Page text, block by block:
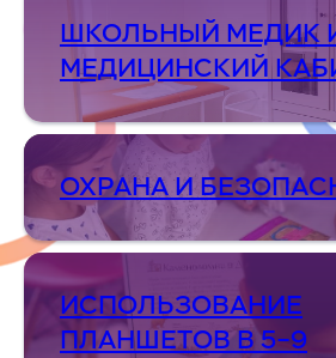
ШКОЛЬНЫЙ МЕДИК
МЕДИЦИНСКИЙ
ОХРАНА И
ИСПОЛЬЗОВАНИЕ
ПЛАНШЕТОВ В 5–9